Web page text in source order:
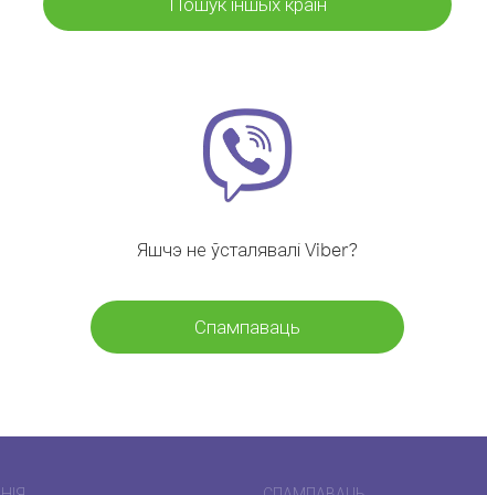
Яшчэ не ўсталявалі Viber?
Спампаваць